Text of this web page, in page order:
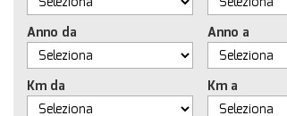
Anno da Anno a
Km da Km a